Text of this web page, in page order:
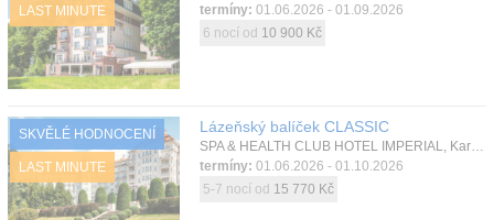
LAST MINUTE
termíny: 01.06.2026 - 01.09.2026
6 nocí od 10 900 Kč
SKVĚLÉ HODNOCENÍ
LAST MINUTE
Lázeňský balíček CLASSIC
SPA & HEALTH CLUB HOTEL IMPERIAL, Karlovy Vary, Západní Čechy, Česká republika
termíny: 01.06.2026 - 01.10.2026
5-7 nocí od 15 770 Kč